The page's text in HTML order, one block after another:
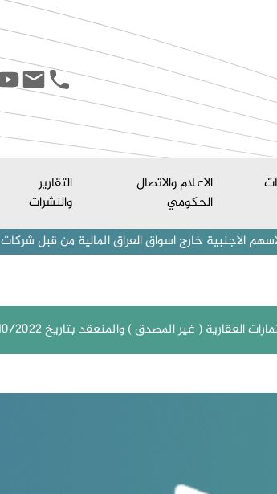
الاعلام والاتصال
الحكومي
التقارير
والنشرات
اسواق العراق المالية من قبل شركات
( غير المصدق ) والمنعقد بتاريخ 11/10/2022